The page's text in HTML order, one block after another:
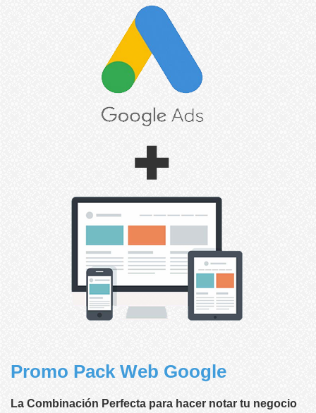
Promo Pack Web Google
La Combinación Perfecta para hacer notar tu negocio